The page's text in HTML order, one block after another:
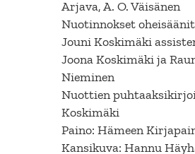
Arjava, A. O. Väisänen
Nuotinnokset
Jouni Koskimäki
Joona Koskimäki ja
Nieminen
Nuottien
Koskimäki
Paino: Hämeen
Kansikuva: Hannu